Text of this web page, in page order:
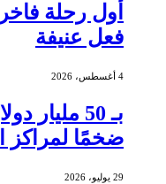
فعل عنيفة
4 أغسطس، 2026
بـ 50
ضخمًا لمراكز
29 يوليو، 2026